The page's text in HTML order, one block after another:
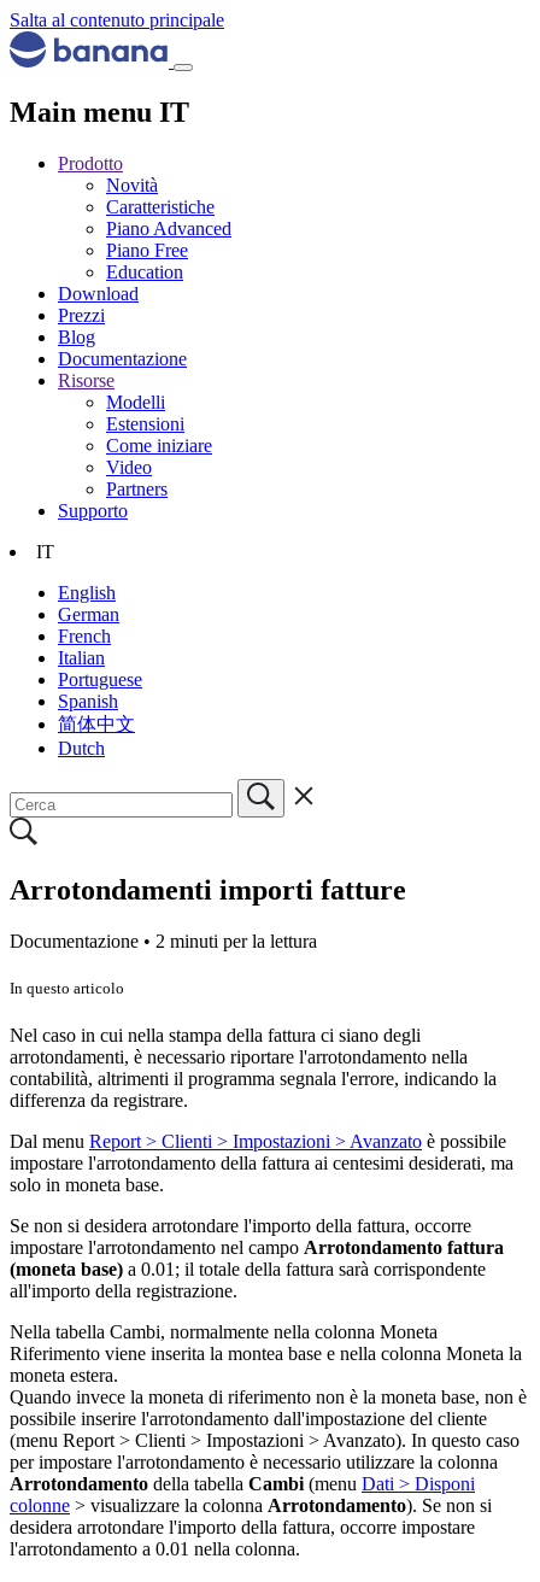
Salta al contenuto principale
Main menu IT
Prodotto
Novità
Caratteristiche
Piano Advanced
Piano Free
Education
Download
Prezzi
Blog
Documentazione
Risorse
Modelli
Estensioni
Come iniziare
Video
Partners
Supporto
IT
English
German
French
Italian
Portuguese
Spanish
简体中文
Dutch
Arrotondamenti importi fatture
Documentazione • 2 minuti per la lettura
In questo articolo
Nel caso in cui nella stampa della fattura ci siano degli
arrotondamenti, è necessario riportare l'arrotondamento nella
contabilità, altrimenti il programma segnala l'errore, indicando la
differenza da registrare.
Dal menu Report > Clienti > Impostazioni > Avanzato è possibile
impostare l'arrotondamento della fattura ai centesimi desiderati, ma
solo in moneta base.
Se non si desidera arrotondare l'importo della fattura, occorre
impostare l'arrotondamento nel campo Arrotondamento fattura
(moneta base) a 0.01; il totale della fattura sarà corrispondente
all'importo della registrazione.
Nella tabella Cambi, normalmente nella colonna Moneta
Riferimento viene inserita la montea base e nella colonna Moneta la
moneta estera.
Quando invece la moneta di riferimento non è la moneta base, non è
possibile inserire l'arrotondamento dall'impostazione del cliente
(menu Report > Clienti > Impostazioni > Avanzato). In questo caso
per impostare l'arrotondamento è necessario utilizzare la colonna
Arrotondamento della tabella Cambi (menu Dati > Disponi
colonne > visualizzare la colonna Arrotondamento). Se non si
desidera arrotondare l'importo della fattura, occorre impostare
l'arrotondamento a 0.01 nella colonna.